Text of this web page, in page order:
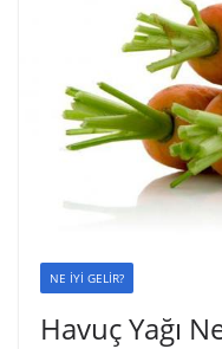
NE İYİ GELİR?
Havuç Yağı